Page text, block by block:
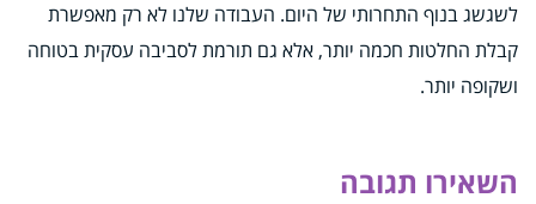
לשגשג בנוף התחרותי של היום. העבודה שלנו לא רק מאפשרת
קבלת החלטות חכמה יותר, אלא גם תורמת לסביבה עסקית בטוחה
ושקופה יותר.
השאירו תגובה